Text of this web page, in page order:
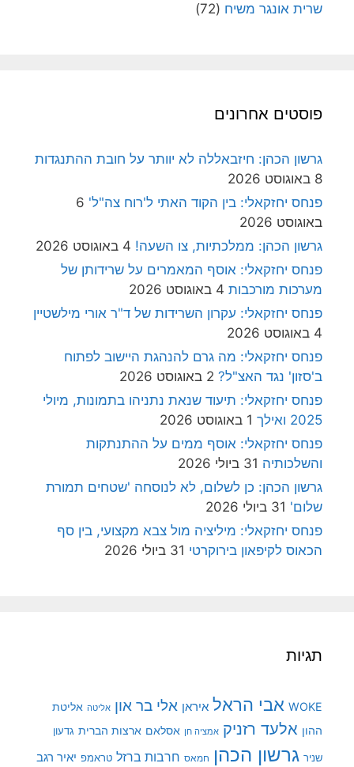
שרית אונגר משיח (72)
פוסטים אחרונים
גרשון הכהן: חיזבאללה לא יוותר על חובת ההתנגדות
8 באוגוסט 2026
פנחס יחזקאלי: בין הקוד האתי ל'רוח צה"ל' 6
באוגוסט 2026
גרשון הכהן: ממלכתיות, צו השעה! 4 באוגוסט 2026
פנחס יחזקאלי: אוסף המאמרים על שרידותן של
מערכות מורכבות 4 באוגוסט 2026
פנחס יחזקאלי: עקרון השרידות של ד"ר אורי מילשטיין
4 באוגוסט 2026
פנחס יחזקאלי: מה גרם להנהגת היישוב לפתוח
ב'סזון' נגד האצ"ל? 2 באוגוסט 2026
פנחס יחזקאלי: תיעוד שנאת נתניהו בתמונות, מיולי
2025 ואילך
1 באוגוסט 2026
פנחס יחזקאלי: אוסף ממים על ההתנתקות
והשלכותיה 31 ביולי 2026
גרשון הכהן: כן לשלום, לא לנוסחה 'שטחים תמורת
שלום' 31 ביולי 2026
פנחס יחזקאלי: מיליציה מול צבא מקצועי, בין סף
הכאוס לקיפאון בירוקרטי 31 ביולי 2026
תגיות
WOKE אבי הראל איראן אלי בר און אליטה אליטת
ההון אלעד רזניק אמציה חן אסלאם ארצות הברית גדעון
שניר גרשון הכהן חמאס חרבות ברזל טראמפ יאיר רגב